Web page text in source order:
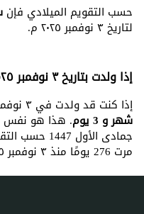
حسب التقويم الميلادي فإن
لتاريخ ٣ نوفمبر ٢٠٢٥ م.
إذا ولدت بتاريخ ٣ نوفمبر ٢٠٢٥ م فكم سيكون عمري؟
إذا كنت قد ولدت في ٣ نوفمبر ٢٠٢٥ م، فسيكون عمرك
شهر و 3 يوم
جمادى الأول
مرت 276 يومًا منذ ٣ نوفمبر ٢٠٢٥ م.